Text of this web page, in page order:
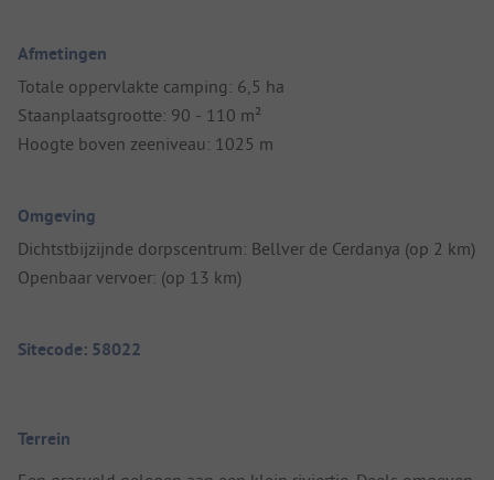
Afmetingen
Totale oppervlakte camping: 6,5 ha
Staanplaatsgrootte: 90 - 110 m²
Hoogte boven zeeniveau: 1025 m
Omgeving
Dichtstbijzijnde dorpscentrum: Bellver de Cerdanya (op 2 km)
Openbaar vervoer: (op 13 km)
Sitecode: 58022
Terrein